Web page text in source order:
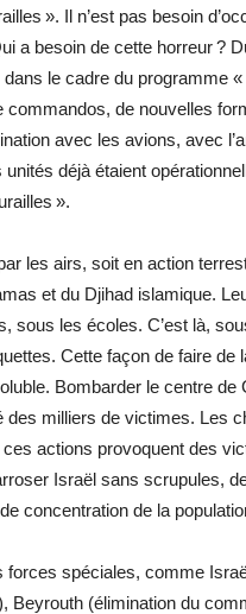
». Il n’est pas besoin
a besoin de cette horreur ?
le cadre du programme
de nouvelles
avec les avions, avec
déjà étaient
».
les airs, soit en action
et du Djihad islamique.
sous les écoles. C’est là,
Cette façon de faire de
Bombarder le centre de
des milliers de victimes. Les
actions provoquent des
Israël sans scrupules,
concentration de la
spéciales, comme
Beyrouth (élimination du